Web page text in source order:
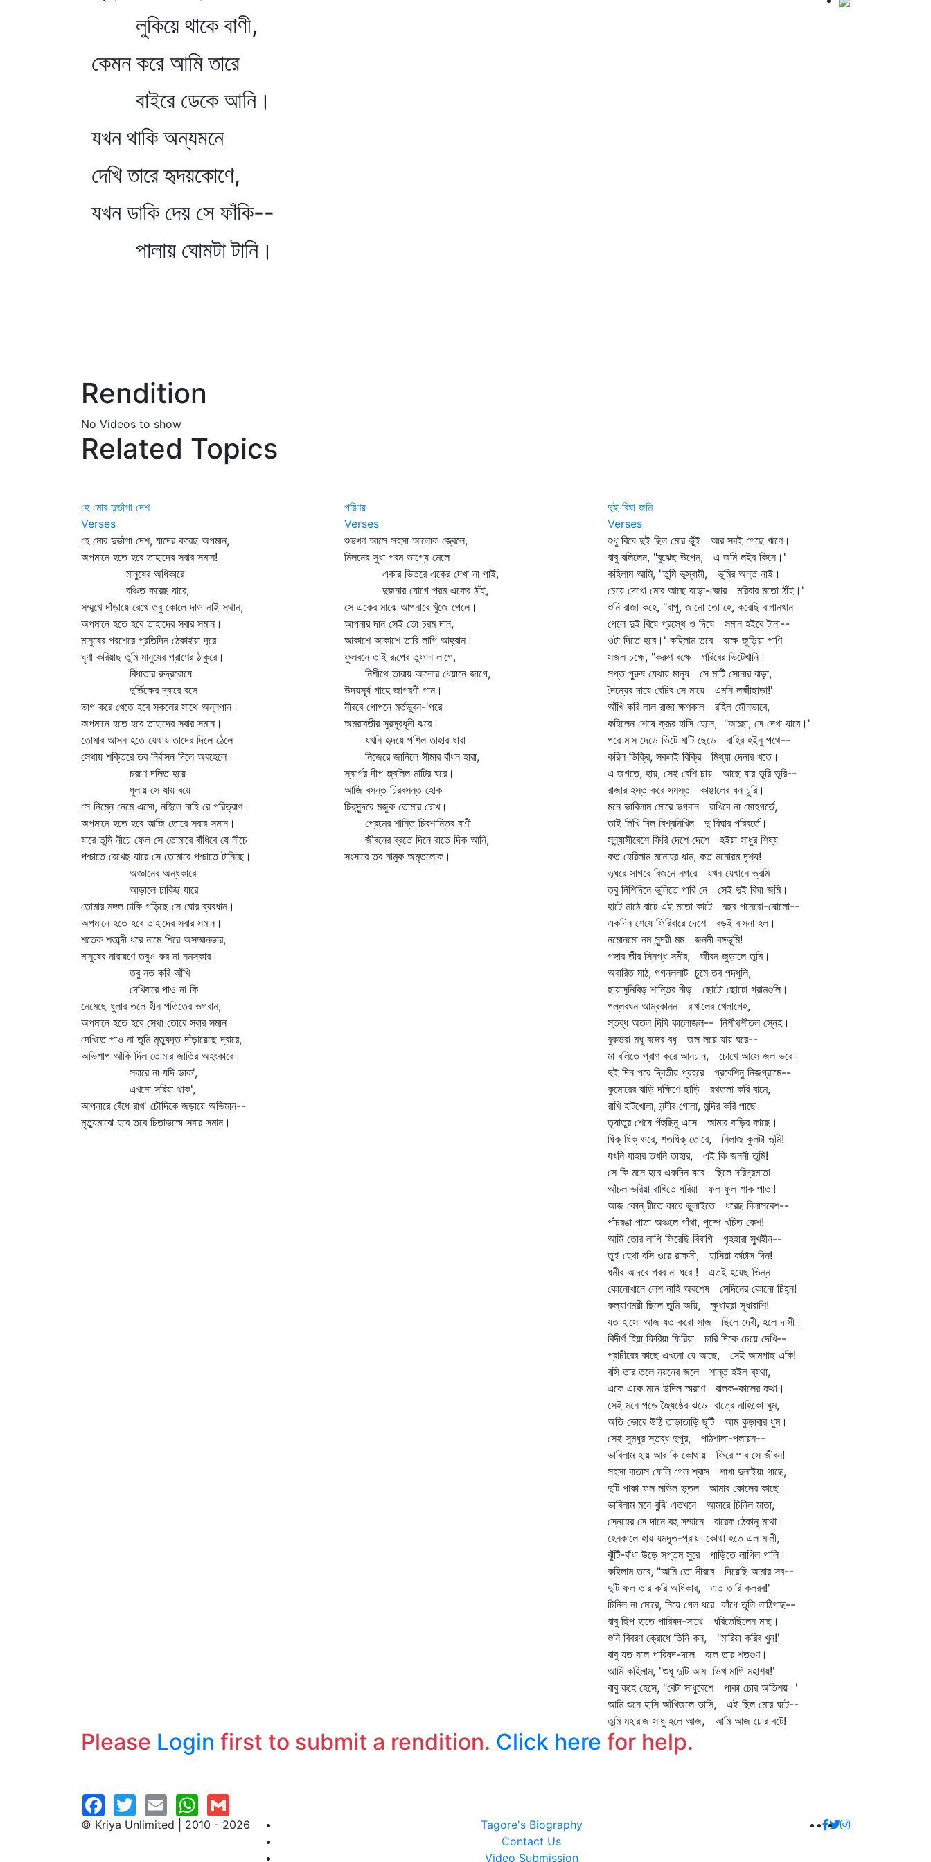
লুকিয়ে থাকে বাণী,
কেমন করে আমি তারে
বাইরে ডেকে আনি।
যখন থাকি অন্যমনে
দেখি তারে হৃদয়কোণে,
যখন ডাকি দেয় সে ফাঁকি--
পালায় ঘোমটা টানি।
Rendition
No Videos to show
Related Topics
হে মোর দুর্ভাগা দেশ
Verses
হে মোর দুর্ভাগা দেশ, যাদের করেছ অপমান,
অপমানে হতে হবে তাহাদের সবার সমান!
মানুষের অধিকারে
বঞ্চিত করেছ যারে,
সম্মুখে দাঁড়ায়ে রেখে তবু কোলে দাও নাই স্থান,
অপমানে হতে হবে তাহাদের সবার সমান।
মানুষের পরশেরে প্রতিদিন ঠেকাইয়া দূরে
ঘৃণা করিয়াছ তুমি মানুষের প্রাণের ঠাকুরে।
বিধাতার রুদ্ররোষে
দুর্ভিক্ষের দ্বারে বসে
ভাগ করে খেতে হবে সকলের সাথে অন্নপান।
অপমানে হতে হবে তাহাদের সবার সমান।
তোমার আসন হতে যেথায় তাদের দিলে ঠেলে
সেথায় শক্তিরে তব নির্বাসন দিলে অবহেলে।
চরণে দলিত হয়ে
ধুলায় সে যায় বয়ে
সে নিম্নে নেমে এসো, নহিলে নাহি রে পরিত্রাণ।
অপমানে হতে হবে আজি তোরে সবার সমান।
যারে তুমি নীচে ফেল সে তোমারে বাঁধিবে যে নীচে
পশ্চাতে রেখেছ যারে সে তোমারে পশ্চাতে টানিছে।
অজ্ঞানের অন্ধকারে
আড়ালে ঢাকিছ যারে
তোমার মঙ্গল ঢাকি গড়িছে সে ঘোর ব্যবধান।
অপমানে হতে হবে তাহাদের সবার সমান।
শতেক শতাব্দী ধরে নামে শিরে অসম্মানভার,
মানুষের নারায়ণে তবুও কর না নমস্কার।
তবু নত করি আঁখি
দেখিবারে পাও না কি
নেমেছে ধুলার তলে হীন পতিতের ভগবান,
অপমানে হতে হবে সেথা তোরে সবার সমান।
দেখিতে পাও না তুমি মৃত্যুদূত দাঁড়ায়েছে দ্বারে,
অভিশাপ আঁকি দিল তোমার জাতির অহংকারে।
সবারে না যদি ডাক',
এখনো সরিয়া থাক',
আপনারে বেঁধে রাখ' চৌদিকে জড়ায়ে অভিমান--
মৃত্যুমাঝে হবে তবে চিতাভস্মে সবার সমান।
পরিণয়
Verses
শুভখণ আসে সহসা আলোক জ্বেলে,
মিলনের সুধা পরম ভাগ্যে মেলে।
একার ভিতরে একের দেখা না পাই,
দুজনার যোগে পরম একের ঠাঁই,
সে একের মাঝে আপনারে খুঁজে পেলে।
আপনার দান সেই তো চরম দান,
আকাশে আকাশে তারি লাগি আহ্বান।
ফুলবনে তাই রূপের তুফান লাগে,
নিশীথে তারায় আলোর ধেয়ানে জাগে,
উদয়সূর্য গাহে জাগরণী গান।
নীরবে গোপনে মর্তভুবন-'পরে
অমরাবতীর সুরসুরধুনী ঝরে।
যখনি হৃদয়ে পশিল তাহার ধারা
নিজেরে জানিলে সীমার বাঁধন হারা,
স্বর্গের দীপ জ্বলিল মাটির ঘরে।
আজি বসন্ত চিরবসন্ত হোক
চিরসুন্দরে মজুক তোমার চোখ।
প্রেমের শান্তি চিরশান্তির বাণী
জীবনের ব্রতে দিনে রাতে দিক আনি,
সংসারে তব নামুক অমৃতলোক।
দুই বিঘা জমি
Verses
শুধু বিঘে দুই ছিল মোর ভুঁই আর সবই গেছে ঋণে।
বাবু বলিলেন, "বুঝেছ উপেন, এ জমি লইব কিনে।'
কহিলাম আমি, "তুমি ভূস্বামী, ভূমির অন্ত নাই।
চেয়ে দেখো মোর আছে বড়ো-জোর মরিবার মতো ঠাঁই।'
শুনি রাজা কহে, "বাপু, জানো তো হে, করেছি বাগানখান
পেলে দুই বিঘে প্রস্থে ও দিঘে সমান হইবে টানা--
ওটা দিতে হবে।' কহিলাম তবে বক্ষে জুড়িয়া পাণি
সজল চক্ষে, "করুণ বক্ষে গরিবের ভিটেখানি।
সপ্ত পুরুষ যেথায় মানুষ সে মাটি সোনার বাড়া,
দৈন্যের দায়ে বেচিব সে মায়ে এমনি লক্ষ্মীছাড়া!'
আঁখি করি লাল রাজা ক্ষণকাল রহিল মৌনভাবে,
কহিলেন শেষে ক্রূর হাসি হেসে, "আচ্ছা, সে দেখা যাবে।'
পরে মাস দেড়ে ভিটে মাটি ছেড়ে বাহির হইনু পথে--
করিল ডিক্রি, সকলই বিক্রি মিথ্যা দেনার খতে।
এ জগতে, হায়, সেই বেশি চায় আছে যার ভূরি ভূরি--
রাজার হস্ত করে সমস্ত কাঙালের ধন চুরি।
মনে ভাবিলাম মোরে ভগবান রাখিবে না মোহগর্তে,
তাই লিখি দিল বিশ্বনিখিল দু বিঘার পরিবর্তে।
সন্ন্যাসীবেশে ফিরি দেশে দেশে হইয়া সাধুর শিষ্য
কত হেরিলাম মনোহর ধাম, কত মনোরম দৃশ্য!
ভূধরে সাগরে বিজনে নগরে যখন যেখানে ভ্রমি
তবু নিশিদিনে ভুলিতে পারি নে সেই দুই বিঘা জমি।
হাটে মাঠে বাটে এই মতো কাটে বছর পনেরো-ষোলো--
একদিন শেষে ফিরিবারে দেশে বড়ই বাসনা হল।
নমোনমো নম সুন্দরী মম জননী বঙ্গভূমি!
গঙ্গার তীর স্নিগ্ধ সমীর, জীবন জুড়ালে তুমি।
অবারিত মাঠ, গগনললাট চুমে তব পদধূলি,
ছায়াসুনিবিড় শান্তির নীড় ছোটো ছোটো গ্রামগুলি।
পল্লবঘন আম্রকানন রাখালের খেলাগেহ,
স্তব্ধ অতল দিঘি কালোজল-- নিশীথশীতল স্নেহ।
বুকভরা মধু বঙ্গের বধূ জল লয়ে যায় ঘরে--
মা বলিতে প্রাণ করে আনচান, চোখে আসে জল ভরে।
দুই দিন পরে দ্বিতীয় প্রহরে প্রবেশিনু নিজগ্রামে--
কুমোরের বাড়ি দক্ষিণে ছাড়ি রথতলা করি বামে,
রাখি হাটখোলা, নন্দীর গোলা, মন্দির করি পাছে
তৃষাতুর শেষে পঁহুছিনু এসে আমার বাড়ির কাছে।
ধিক্‌ ধিক্‌ ওরে, শতধিক্‌ তোরে, নিলাজ কুলটা ভূমি!
যখনি যাহার তখনি তাহার, এই কি জননী তুমি!
সে কি মনে হবে একদিন যবে ছিলে দরিদ্রমাতা
আঁচল ভরিয়া রাখিতে ধরিয়া ফল ফুল শাক পাতা!
আজ কোন্‌ রীতে কারে ভুলাইতে ধরেছ বিলাসবেশ--
পাঁচরঙা পাতা অঞ্চলে গাঁথা, পুষ্পে খচিত কেশ!
আমি তোর লাগি ফিরেছি বিবাগি গৃহহারা সুখহীন--
তুই হেথা বসি ওরে রাক্ষসী, হাসিয়া কাটাস দিন!
ধনীর আদরে গরব না ধরে ! এতই হয়েছ ভিন্ন
কোনোখানে লেশ নাহি অবশেষ সেদিনের কোনো চিহ্ন!
কল্যাণময়ী ছিলে তুমি অয়ি, ক্ষুধাহরা সুধারাশি!
যত হাসো আজ যত করো সাজ ছিলে দেবী, হলে দাসী।
বিদীর্ণ হিয়া ফিরিয়া ফিরিয়া চারি দিকে চেয়ে দেখি--
প্রাচীরের কাছে এখনো যে আছে, সেই আমগাছ একি!
বসি তার তলে নয়নের জলে শান্ত হইল ব্যথা,
একে একে মনে উদিল স্মরণে বালক-কালের কথা।
সেই মনে পড়ে জ্যৈষ্ঠের ঝড়ে রাত্রে নাহিকো ঘুম,
অতি ভোরে উঠি তাড়াতাড়ি ছুটি আম কুড়াবার ধুম।
সেই সুমধুর স্তব্ধ দুপুর, পাঠশালা-পলায়ন--
ভাবিলাম হায় আর কি কোথায় ফিরে পাব সে জীবন!
সহসা বাতাস ফেলি গেল শ্বাস শাখা দুলাইয়া গাছে,
দুটি পাকা ফল লভিল ভূতল আমার কোলের কাছে।
ভাবিলাম মনে বুঝি এতখনে আমারে চিনিল মাতা,
স্নেহের সে দানে বহু সম্মানে বারেক ঠেকানু মাথা।
হেনকালে হায় যমদূত-প্রায় কোথা হতে এল মালী,
ঝুঁটি-বাঁধা উড়ে সপ্তম সুরে পাড়িতে লাগিল গালি।
কহিলাম তবে, "আমি তো নীরবে দিয়েছি আমার সব--
দুটি ফল তার করি অধিকার, এত তারি কলরব!'
চিনিল না মোরে, নিয়ে গেল ধরে কাঁধে তুলি লাঠিগাছ--
বাবু ছিপ হাতে পারিষদ-সাথে ধরিতেছিলেন মাছ।
শুনি বিবরণ ক্রোধে তিনি কন, "মারিয়া করিব খুন!'
বাবু যত বলে পারিষদ-দলে বলে তার শতগুণ।
আমি কহিলাম, "শুধু দুটি আম ভিখ মাগি মহাশয়!'
বাবু কহে হেসে, "বেটা সাধুবেশে পাকা চোর অতিশয়।'
আমি শুনে হাসি আঁখিজলে ভাসি, এই ছিল মোর ঘটে--
তুমি মহারাজ সাধু হলে আজ, আমি আজ চোর বটে!
Please Login first to submit a rendition. Click here for help.
© Kriya Unlimited | 2010 - 2026
Tagore's Biography
Contact Us
Video Submission